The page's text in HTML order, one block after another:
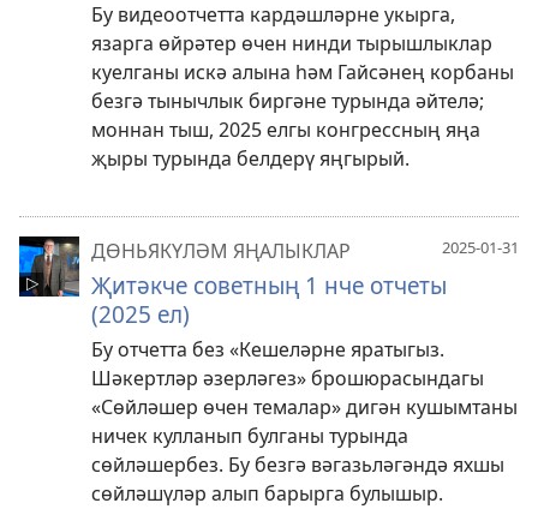
Бу видеоотчетта кардәшләрне укырга,
язарга өйрәтер өчен нинди тырышлыклар
куелганы искә алына һәм Гайсәнең корбаны
безгә тынычлык биргәне турында әйтелә;
моннан тыш, 2025 елгы конгрессның яңа
җыры турында белдерү яңгырый.
2025-01-31
ДӨНЬЯКҮЛӘМ ЯҢАЛЫКЛАР
Җитәкче советның 1 нче отчеты
(2025 ел)
Бу отчетта без «Кешеләрне яратыгыз.
Шәкертләр әзерләгез» брошюрасындагы
«Сөйләшер өчен темалар» дигән кушымтаны
ничек кулланып булганы турында
сөйләшербез. Бу безгә вәгазьләгәндә яхшы
сөйләшүләр алып барырга булышыр.